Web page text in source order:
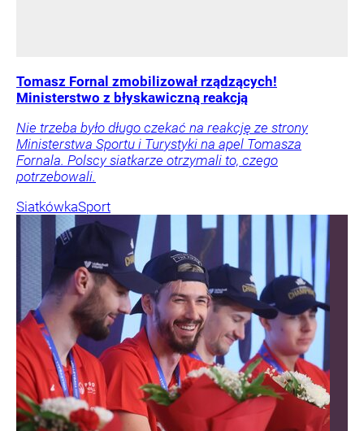
Tomasz Fornal zmobilizował rządzących!
Ministerstwo z błyskawiczną reakcją
Nie trzeba było długo czekać na reakcję ze strony
Ministerstwa Sportu i Turystyki na apel Tomasza
Fornala. Polscy siatkarze otrzymali to, czego
potrzebowali.
SiatkówkaSport